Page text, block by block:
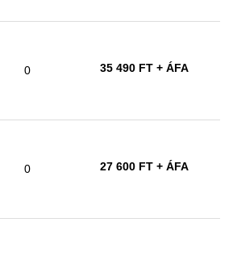
0 35 490 FT + ÁFA
0 27 600 FT + ÁFA